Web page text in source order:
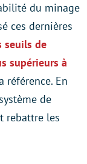
du minage
ces dernières
seuils de
supérieurs à
référence. En
de
rebattre les